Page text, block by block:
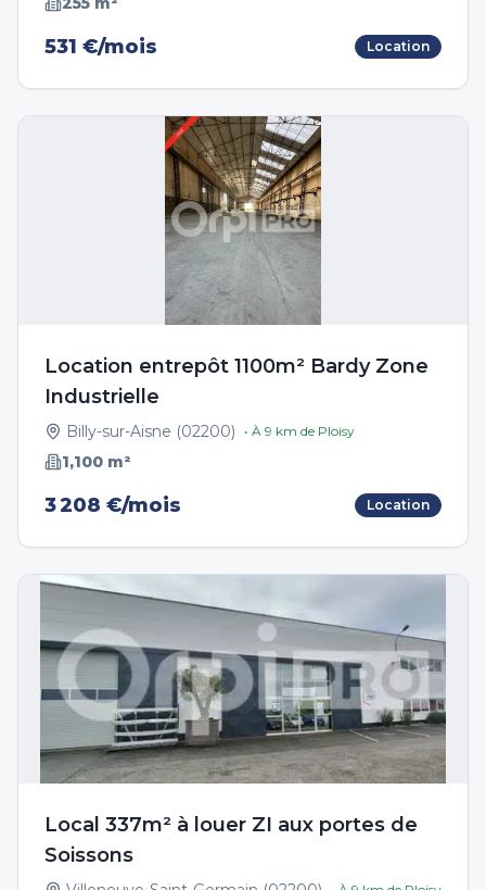
531 €/mois Location
Location entrepôt 1100m² Bardy Zone
Industrielle
Billy-sur-Aisne (02200) • À 9 km de Ploisy
1,100 m²
3 208 €/mois Location
Local 337m² à louer ZI aux portes de
Soissons